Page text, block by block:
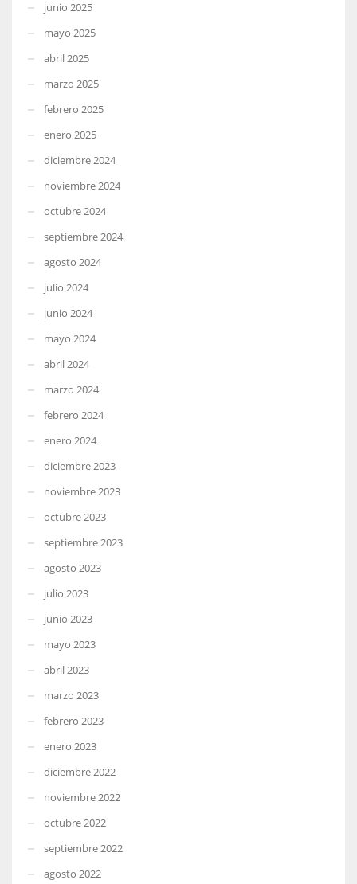
junio 2025
mayo 2025
abril 2025
marzo 2025
febrero 2025
enero 2025
diciembre 2024
noviembre 2024
octubre 2024
septiembre 2024
agosto 2024
julio 2024
junio 2024
mayo 2024
abril 2024
marzo 2024
febrero 2024
enero 2024
diciembre 2023
noviembre 2023
octubre 2023
septiembre 2023
agosto 2023
julio 2023
junio 2023
mayo 2023
abril 2023
marzo 2023
febrero 2023
enero 2023
diciembre 2022
noviembre 2022
octubre 2022
septiembre 2022
agosto 2022